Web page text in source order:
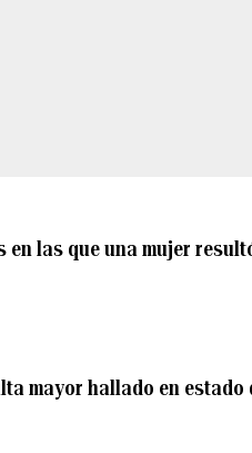
las que una mujer
mayor hallado en estado